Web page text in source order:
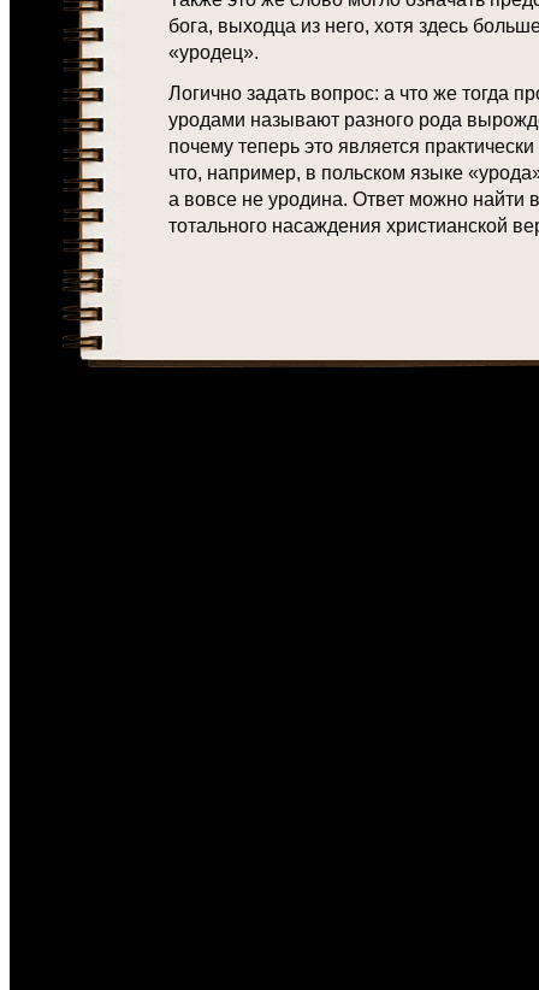
бога, выходца из него, хотя здесь
«уродец».
Логично задать вопрос: а что же тогда
уродами называют разного рода
почему теперь это является
что, например, в польском языке
а вовсе не уродина. Ответ можно найти
тотального насаждения христианской